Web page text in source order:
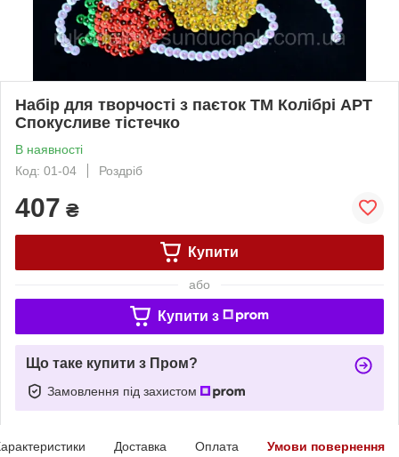
Набір для творчості з паєток ТМ Колібрі АРТ
Спокусливе тістечко
В наявності
Код: 01-04
Роздріб
407 ₴
Купити
або
Купити з
Що таке купити з Пром?
Замовлення під захистом
Доставка Оплата Умови повернення